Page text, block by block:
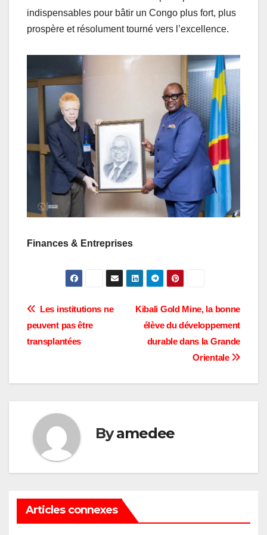
indispensables pour bâtir un Congo plus fort, plus
prospère et résolument tourné vers l’excellence.
Finances & Entreprises
Navigation
de
Kibali Gold Mine, la bonne
élève du développement
durable dans la Grande
Orientale
Les institutions ne
peuvent pas être
transplantées
Byamedee
Articles connexes